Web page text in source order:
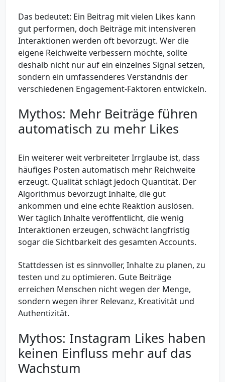
Das bedeutet: Ein Beitrag mit vielen Likes kann
gut performen, doch Beiträge mit intensiveren
Interaktionen werden oft bevorzugt. Wer die
eigene Reichweite verbessern möchte, sollte
deshalb nicht nur auf ein einzelnes Signal setzen,
sondern ein umfassenderes Verständnis der
verschiedenen Engagement-Faktoren entwickeln.
Mythos: Mehr Beiträge führen
automatisch zu mehr Likes
Ein weiterer weit verbreiteter Irrglaube ist, dass
häufiges Posten automatisch mehr Reichweite
erzeugt. Qualität schlägt jedoch Quantität. Der
Algorithmus bevorzugt Inhalte, die gut
ankommen und eine echte Reaktion auslösen.
Wer täglich Inhalte veröffentlicht, die wenig
Interaktionen erzeugen, schwächt langfristig
sogar die Sichtbarkeit des gesamten Accounts.
Stattdessen ist es sinnvoller, Inhalte zu planen, zu
testen und zu optimieren. Gute Beiträge
erreichen Menschen nicht wegen der Menge,
sondern wegen ihrer Relevanz, Kreativität und
Authentizität.
Mythos: Instagram Likes haben
keinen Einfluss mehr auf das
Wachstum